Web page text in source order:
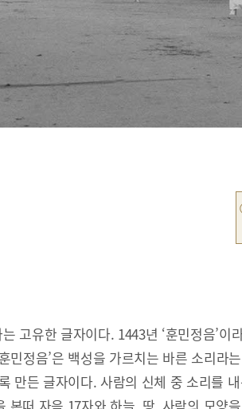
고유한 글자이다. 1443년 ‘훈민정음’이
민정음’은 백성을 가르치는 바른 소리라
만든 글자이다. 사람의 신체 중 소리를